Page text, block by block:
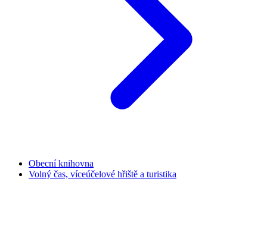
Obecní knihovna
Volný čas, víceúčelové hřiště a turistika